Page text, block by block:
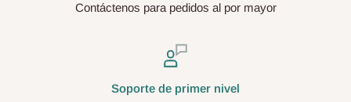
Contáctenos para pedidos al por mayor
Soporte de primer nivel